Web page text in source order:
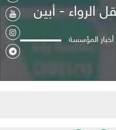
الرواء - أبين
أخبار المؤسسة